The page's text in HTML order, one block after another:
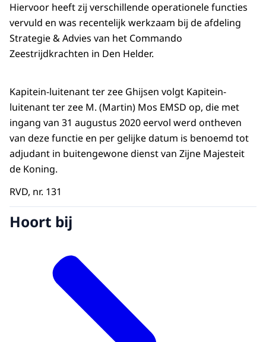
Hiervoor heeft zij verschillende operationele functies
vervuld en was recentelijk werkzaam bij de afdeling
Strategie & Advies van het Commando
Zeestrijdkrachten in Den Helder.
Kapitein-luitenant ter zee Ghijsen volgt Kapitein-
luitenant ter zee M. (Martin) Mos EMSD op, die met
ingang van 31 augustus 2020 eervol werd ontheven
van deze functie en per gelijke datum is benoemd tot
adjudant in buitengewone dienst van Zijne Majesteit
de Koning.
RVD, nr. 131
Hoort bij